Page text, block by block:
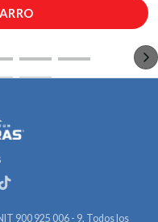
900 925 006 - 9. Todos los